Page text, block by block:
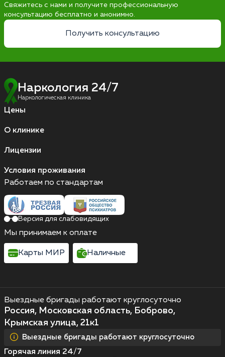
Свяжитесь с нами и получите профессиональную
консультацию бесплатно и анонимно.
Получить консультацию
Наркология 24/7
Наркологическая клиника
Цены
О клинике
Лицензии
Условия проживания
Выездные бригады работают круглосуточно
Россия, Московская область, Боброво,
Крымская улица, 21к1
Выездные бригады работают круглосуточно
Горячая линия 24/7
Работаем по стандартам
Версия для слабовидящих
Мы принимаем к оплате
Карты МИР Наличные